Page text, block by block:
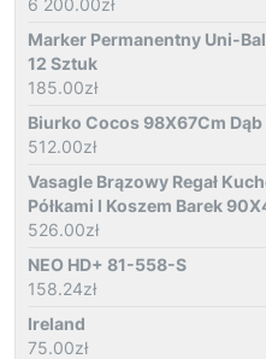
Marker Permanentny Uni-
12 Sztuk
185.00zł
Biurko Cocos 98X67Cm
512.00zł
Vasagle Brązowy Regał
Półkami I Koszem Barek
526.00zł
NEO HD+ 81-558-S
158.24zł
Ireland
75.00zł